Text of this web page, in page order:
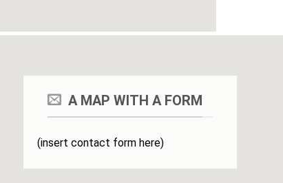
A MAP WITH A FORM
(insert contact form here)